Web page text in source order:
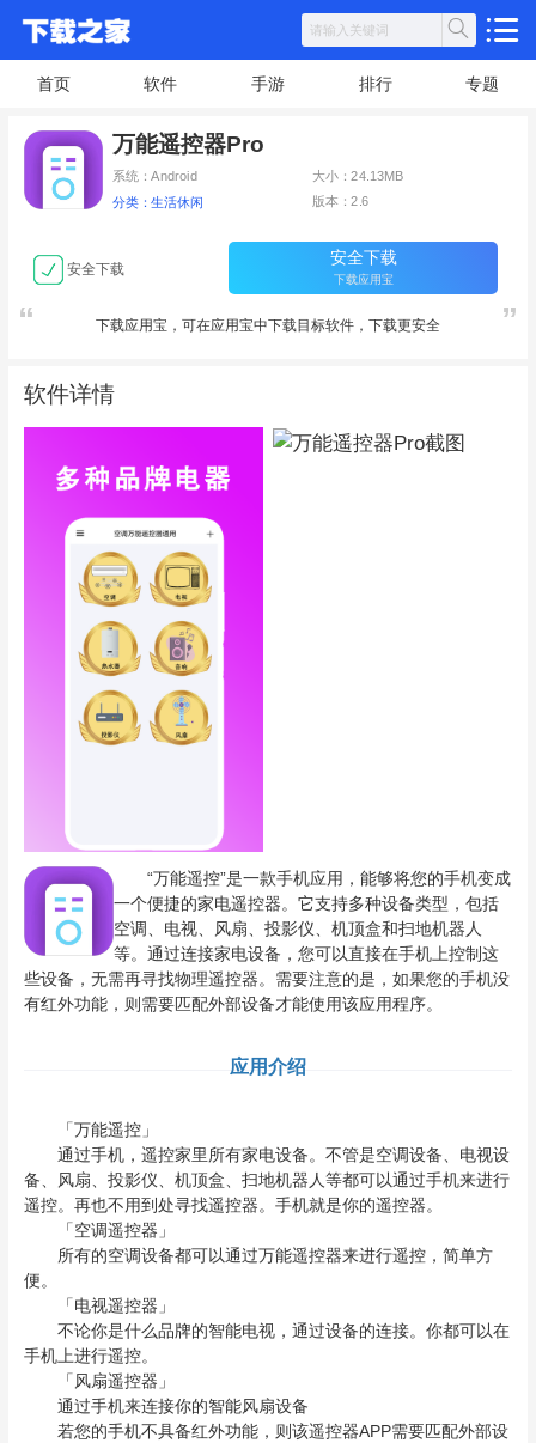
首页 软件 手游 排行 专题
万能遥控器Pro
系统：Android 大小：24.13MB
分类：生活休闲 版本：2.6
安全下载
安全下载
下载应用宝
下载应用宝，可在应用宝中下载目标软件，下载更安全
软件详情
“万能遥控”是一款手机应用，能够将您的手机变成
一个便捷的家电遥控器。它支持多种设备类型，包括
空调、电视、风扇、投影仪、机顶盒和扫地机器人
等。通过连接家电设备，您可以直接在手机上控制这
些设备，无需再寻找物理遥控器。需要注意的是，如果您的手机没
有红外功能，则需要匹配外部设备才能使用该应用程序。
应用介绍
「万能遥控」
通过手机，遥控家里所有家电设备。不管是空调设备、电视设
备、风扇、投影仪、机顶盒、扫地机器人等都可以通过手机来进行
遥控。再也不用到处寻找遥控器。手机就是你的遥控器。
「空调遥控器」
所有的空调设备都可以通过万能遥控器来进行遥控，简单方
便。
「电视遥控器」
不论你是什么品牌的智能电视，通过设备的连接。你都可以在
手机上进行遥控。
「风扇遥控器」
通过手机来连接你的智能风扇设备
若您的手机不具备红外功能，则该遥控器APP需要匹配外部设